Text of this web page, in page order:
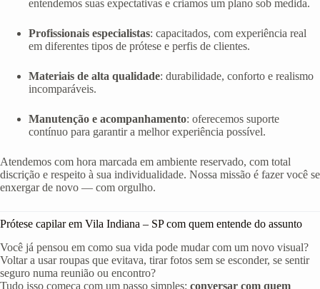
entendemos suas expectativas e criamos um plano sob medida.
Profissionais especialistas: capacitados, com experiência real
em diferentes tipos de prótese e perfis de clientes.
Materiais de alta qualidade: durabilidade, conforto e realismo
incomparáveis.
Manutenção e acompanhamento: oferecemos suporte
contínuo para garantir a melhor experiência possível.
Atendemos com hora marcada em ambiente reservado, com total
discrição e respeito à sua individualidade. Nossa missão é fazer você se
enxergar de novo — com orgulho.
Prótese capilar em Vila Indiana – SP com quem entende do assunto
Você já pensou em como sua vida pode mudar com um novo visual?
Voltar a usar roupas que evitava, tirar fotos sem se esconder, se sentir
seguro numa reunião ou encontro?
Tudo isso começa com um passo simples: conversar com quem